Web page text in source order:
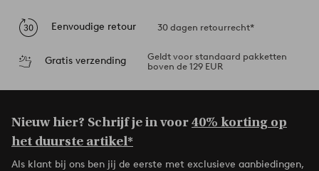
Eenvoudige retour 30 dagen retourrecht*
Gratis verzending
Geldt voor standaard pakketten
boven de 129 EUR
Nieuw hier? Schrijf je in voor40% korting op
het duurste artikel*
Als klant bij ons ben jij de eerste met exclusieve aanbiedingen,